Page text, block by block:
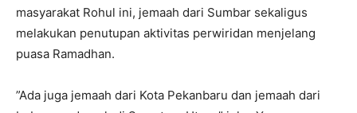
masyarakat Rohul ini, jemaah dari Sumbar sekaligus
melakukan penutupan aktivitas perwiridan menjelang
puasa Ramadhan.
”Ada juga jemaah dari Kota Pekanbaru dan jemaah dari